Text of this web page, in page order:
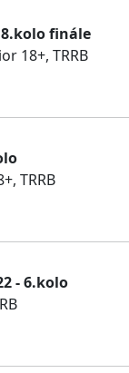
8.kolo finále
18+, TRRB
TRRB
- 6.kolo